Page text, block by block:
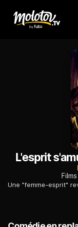
L'esprit